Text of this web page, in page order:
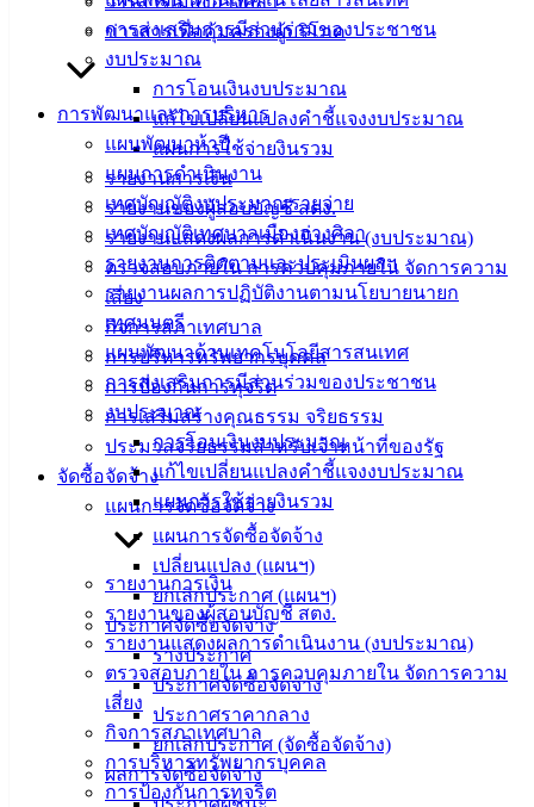
การส่งเสริมการมีส่วนร่วมของประชาชน
งบประมาณ
การโอนเงินงบประมาณ
แก้ไขเปลี่ยนแปลงคำชี้แจงงบประมาณ
แผนการใช้จ่ายงินรวม
รายงานการเงิน
รายงานของผู้สอบบัญชี สตง.
รายงานแสดงผลการดำเนินงาน (งบประมาณ)
ตรวจสอบภายใน การควบคุมภายใน จัดการความ
เสี่ยง
กิจการสภาเทศบาล
การบริหารทรัพยากรบุคคล
การป้องกันการทุจริต
การเสริมสร้างคุณธรรม จริยธรรม
ประมวลจริยธรรมสำหรับเจ้าหน้าที่ของรัฐ
จัดซื้อจัดจ้าง
แผนการจัดซื้อจัดจ้าง
แผนการจัดซื้อจัดจ้าง
เปลี่ยนแปลง (แผนฯ)
ยกเลิกประกาศ (แผนฯ)
ประกาศจัดซื้อจัดจ้าง
ร่างประกาศ
ประกาศจัดซื้อจัดจ้าง
ประกาศราคากลาง
ยกเลิกประกาศ (จัดซื้อจัดจ้าง)
ผลการจัดซื้อจัดจ้าง
ข่าวสารเพื่อคุ้มครองผู้บริโภค
การพัฒนาและการบริหาร
แผนพัฒนาห้าปี
แผนการดำเนินงาน
เทศบัญญัติงบประมาณรายจ่าย
เทศบัญญัติเทศบาลเมืองอ่างศิลา
รายงานการติดตามและประเมินผลฯ
รายงานผลการปฏิบัติงานตามนโยบายนายก
เทศมนตรี
แผนพัฒนาด้านเทคโนโลยีสารสนเทศ
การส่งเสริมการมีส่วนร่วมของประชาชน
งบประมาณ
การโอนเงินงบประมาณ
แก้ไขเปลี่ยนแปลงคำชี้แจงงบประมาณ
แผนการใช้จ่ายงินรวม
รายงานการเงิน
รายงานของผู้สอบบัญชี สตง.
รายงานแสดงผลการดำเนินงาน (งบประมาณ)
ตรวจสอบภายใน การควบคุมภายใน จัดการความ
เสี่ยง
กิจการสภาเทศบาล
การบริหารทรัพยากรบุคคล
การป้องกันการทุจริต
ปฏิบัติ
งาน
น่ารู้
ศุนย์
ข้อมูล
ข่าวสาร
อิเล็กทรอนิกส์
องค์
ความรู้
(Knowledge
Management)
เทศบาล
สายตรง
เทศบาล
ผู้บริหาร
หัวหน้า
ราชการ
สภา